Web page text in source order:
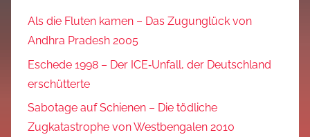
Als die Fluten kamen – Das Zugunglück von
Andhra Pradesh 2005
Eschede 1998 – Der ICE‑Unfall, der Deutschland
erschütterte
Sabotage auf Schienen – Die tödliche
Zugkatastrophe von Westbengalen 2010